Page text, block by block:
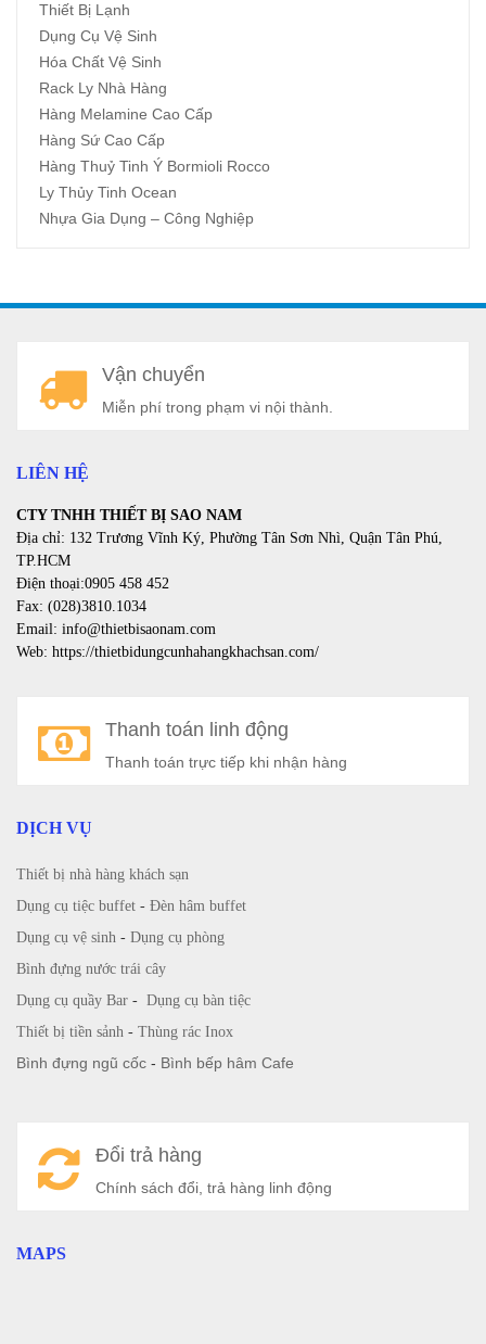
Thiết Bị Lạnh
Dụng Cụ Vệ Sinh
Hóa Chất Vệ Sinh
Rack Ly Nhà Hàng
Hàng Melamine Cao Cấp
Hàng Sứ Cao Cấp
Hàng Thuỷ Tinh Ý Bormioli Rocco
Ly Thủy Tinh Ocean
Nhựa Gia Dụng – Công Nghiệp
Vận chuyển
Miễn phí trong phạm vi nội thành.
LIÊN HỆ
CTY TNHH THIẾT BỊ SAO NAM
Địa chỉ: 132 Trương Vĩnh Ký, Phường Tân Sơn Nhì, Quận Tân Phú,
TP.HCM
Điện thoại:0905 458 452
Fax: (028)3810.1034
Email: info@thietbisaonam.com
Web: https://thietbidungcunhahangkhachsan.com/
Thanh toán linh động
Thanh toán trực tiếp khi nhận hàng
DỊCH VỤ
Thiết bị nhà hàng khách sạn
Dụng cụ tiệc buffet - Đèn hâm buffet
Dụng cụ vệ sinh - Dụng cụ phòng
Bình đựng nước trái cây
Dụng cụ quầy Bar - Dụng cụ bàn tiệc
Thiết bị tiền sảnh - Thùng rác Inox
Bình đựng ngũ cốc - Bình bếp hâm Cafe
Đổi trả hàng
Chính sách đổi, trả hàng linh động
MAPS